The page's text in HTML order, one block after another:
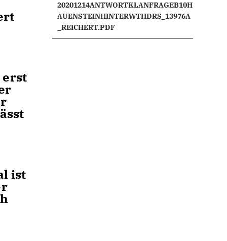
erst
ist
20201214ANTWORTKLANFRAGEB10H
AUENSTEINHINTERWTHDRS_13976A
_REICHERT.PDF